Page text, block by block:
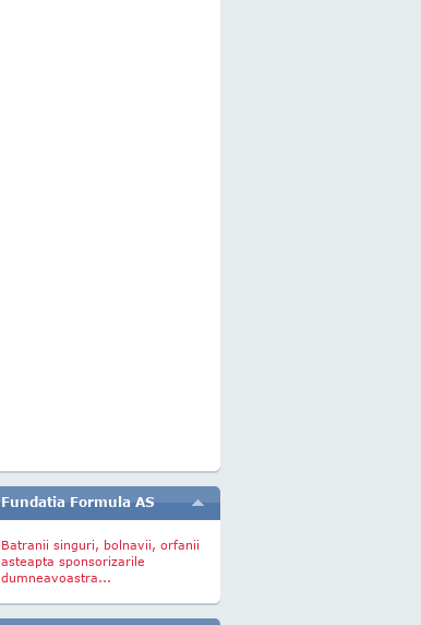
Fundatia Formula AS
Batranii singuri, bolnavii, orfanii
asteapta sponsorizarile
dumneavoastra...